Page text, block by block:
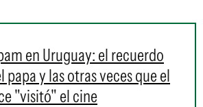
en Uruguay: el recuerdo
papa y las otras veces que el
"visitó" el cine